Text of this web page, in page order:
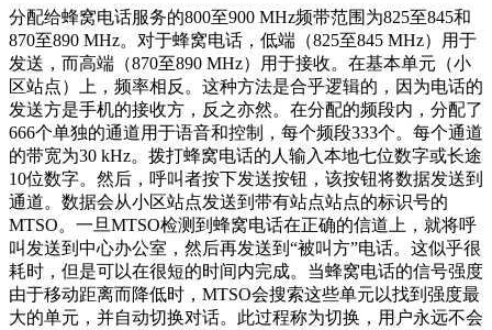
分配给蜂窝电话服务的800至900 MHz频带范围为825至845和
870至890 MHz。对于蜂窝电话，低端（825至845 MHz）用于
发送，而高端（870至890 MHz）用于接收。在基本单元（小
区站点）上，频率相反。这种方法是合乎逻辑的，因为电话的
发送方是手机的接收方，反之亦然。在分配的频段内，分配了
666个单独的通道用于语音和控制，每个频段333个。每个通道
的带宽为30 kHz。拨打蜂窝电话的人输入本地七位数字或长途
10位数字。然后，呼叫者按下发送按钮，该按钮将数据发送到
通道。数据会从小区站点发送到带有站点站点的标识号的
MTSO。一旦MTSO检测到蜂窝电话在正确的信道上，就将呼
叫发送到中心办公室，然后再发送到“被叫方”电话。这似乎很
耗时，但是可以在很短的时间内完成。当蜂窝电话的信号强度
由于移动距离而降低时，MTSO会搜索这些单元以找到强度最
大的单元，并自动切换对话。此过程称为切换，用户永远不会